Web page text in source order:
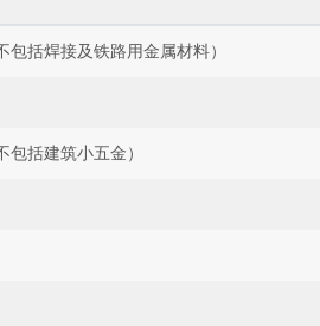
括焊接及铁路用金属材料）
括建筑小五金）